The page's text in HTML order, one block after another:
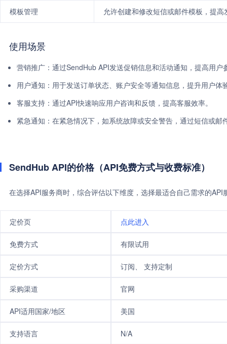
模板管理 允许创建和修改短信或邮件模板，提高
使用场景
营销推广：通过SendHub API发送促销信息和活动通知，提高用户
用户通知：用于发送订单状态、账户安全等通知信息，提升用户体
客服支持：通过API快速响应用户咨询和反馈，提高客服效率。
紧急通知：在紧急情况下，如系统故障或安全警告，通过短信或邮
SendHub API的价格（API免费方式与收费标准）
在选择API服务商时，综合评估以下维度，选择最适合自己需求的
定价页 点此进入
免费方式 有限试用
定价方式 订阅、 支持定制
采购渠道 官网
API适用国家/地区 美国
支持语言 N/A